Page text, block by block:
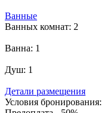
Ванные
Ванных комнат: 2
Ванна: 1
Душ: 1
Детали размещения
Условия бронирования: